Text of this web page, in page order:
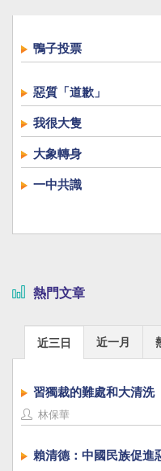
鴨子投票
惡質「道歉」
我很大隻
大象轉身
一中共識
熱門文章
近三日 近一月
習獨裁的難處和大清洗
林保華
賴清德：中國民族促進